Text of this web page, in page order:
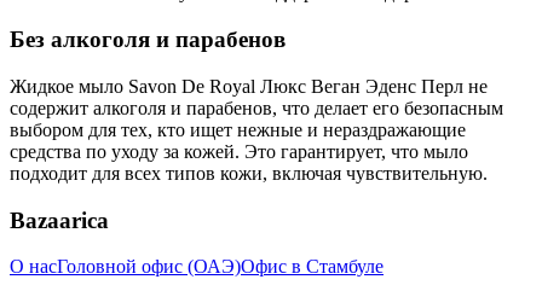
Без алкоголя и парабенов
Жидкое мыло Savon De Royal Люкс Веган Эденс Перл не
содержит алкоголя и парабенов, что делает его безопасным
выбором для тех, кто ищет нежные и нераздражающие
средства по уходу за кожей. Это гарантирует, что мыло
подходит для всех типов кожи, включая чувствительную.
Bazaarica
О насГоловной офис (ОАЭ)Офис в Стамбуле